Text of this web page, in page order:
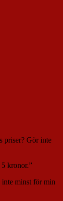
priser? Gör inte
kronor.”
inte minst för min